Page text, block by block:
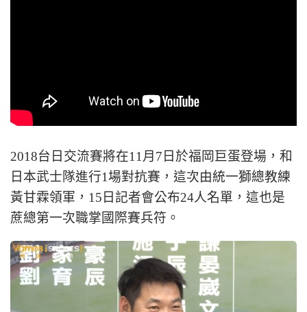
2018台日交流賽將在11月7日於福岡巨蛋登場，和
日本武士隊進行1場對抗賽，這次由統一獅總教練
黃甘霖領軍，15日記者會公布24人名單，這也是
蔗總第一次職掌國際賽兵符。